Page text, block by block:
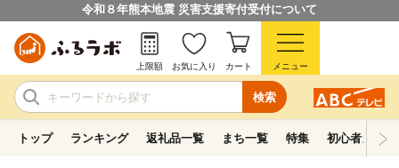
令和８年熊本地震 災害支援寄付受付について
検索
上限額 お気に入り カート メニュー
トップ ランキング 返礼品一覧 まち一覧 特集 初心者ガイド